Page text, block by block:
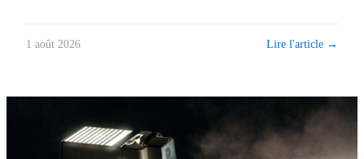
1 août 2026 Lire l'article →